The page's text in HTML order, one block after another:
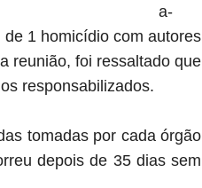
a-
1 homicídio com autores
reunião, foi ressaltado que
responsabilizados.
tomadas por cada órgão
depois de 35 dias sem